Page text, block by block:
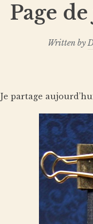
Page
Written by
Je partage